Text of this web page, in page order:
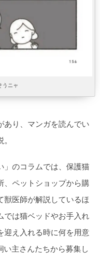
うニャ
あり、マンガを読んでい
」のコラムでは、保護猫
、ペットショップから購
獣医師が解説しているほ
では猫ベッドやお手入れ
迎え入れる時に何を用意
い主さんたちから募集し